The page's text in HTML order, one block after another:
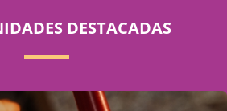
DESTACADAS